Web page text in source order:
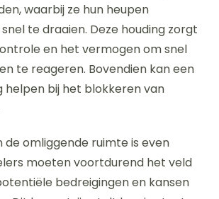
waarbij ze hun heupen
te draaien. Deze houding zorgt
en het vermogen om snel
te reageren. Bovendien kan een
helpen bij het blokkeren van
de omliggende ruimte is even
moeten voortdurend het veld
bedreigingen en kansen